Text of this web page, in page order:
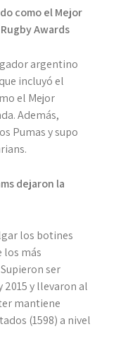
como el Mejor
Awards
argentino
incluyó el
el Mejor
Además,
Pumas y supo
dejaron la
los botines
los más
ser
2015 y llevaron al
mantiene
(1598) a nivel